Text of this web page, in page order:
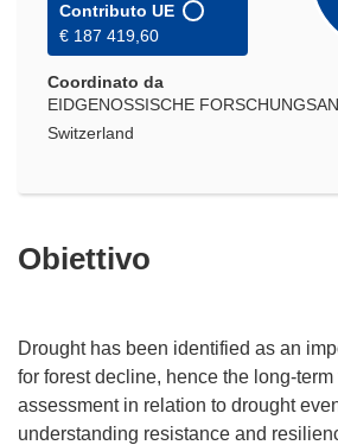
Contributo UE
€ 187 419,60
Coordinato da
EIDGENOSSISCHE
Switzerland
Obiettivo
Drought has been identified as an
for forest decline, hence the long-
assessment in relation to drought
understanding resistance and